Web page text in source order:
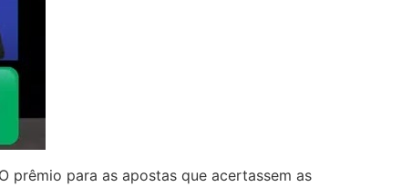
prêmio para as apostas que acertassem as